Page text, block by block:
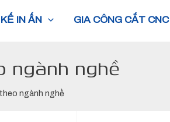
IN ẤN GIA CÔNG CẮT CNC
ngành nghề
ngành nghề